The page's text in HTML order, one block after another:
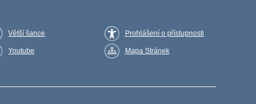
Větší šance
Youtube
Prohlášení o přístupnosti
Mapa Stránek